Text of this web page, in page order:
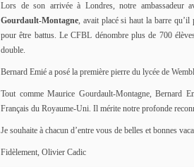
Lors de son arrivée à Londres, notre ambassadeur
Gourdault-Montagne, avait placé si haut la barre
pour être battus. Le CFBL dénombre plus de 700
double.
Bernard Emié a posé la première pierre du lycée de
Tout comme Maurice Gourdault-Montagne, Bernard
Français du Royaume-Uni. Il mérite notre profonde
Je souhaite à chacun d’entre vous de belles et bonnes
Fidèlement, Olivier Cadic